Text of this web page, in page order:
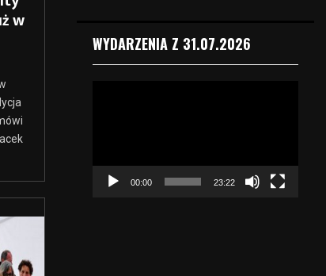
w
WYDARZENIA Z 31.07.2026
00:00 23:22